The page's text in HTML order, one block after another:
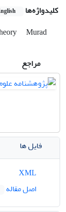
کلیدواژه‌ها
Murad
مراجع
فایل ها
اصل مقاله